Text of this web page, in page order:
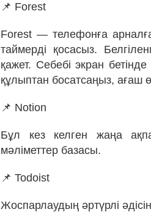
📌 Forest
Forest — телефонға
таймерді қосасыз.
қажет. Себебі экран
құлыптан босатсаңыз, ағаш
📌 Notion
Бұл кез келген жаңа
мәліметтер базасы.
📌 Todoist
Жоспарлаудың әртүрлі